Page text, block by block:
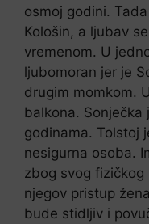
osmoj godini.
Kološin, a ljubav
vremenom. U
ljubomoran jer je
drugim momkom.
balkona. Sonječka
godinama. Tolstoj
nesigurna osoba.
zbog svog fizičkog
njegov pristup
bude stidljiv i